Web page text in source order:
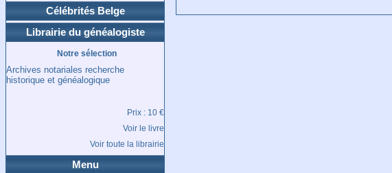
Célébrités Belge
Librairie du généalogiste
Notre sélection
Archives notariales recherche
historique et généalogique
Prix : 10 €
Voir le livre
Voir toute la librairie
Menu